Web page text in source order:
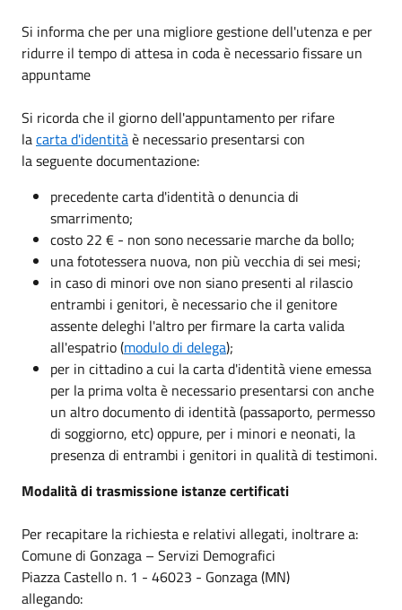
Si informa che per una migliore gestione dell'utenza e per
ridurre il tempo di attesa in coda è necessario fissare un
appuntame
Si ricorda che il giorno dell'appuntamento per rifare
lacarta d'identitàè necessario presentarsi con
la seguente documentazione:
precedente carta d'identità o denuncia di
smarrimento;
costo 22 € - non sono necessarie marche da bollo;
una fototessera nuova, non più vecchia di sei mesi;
in caso di minori ove non siano presenti al rilascio
entrambi i genitori, è necessario che il genitore
assente deleghi l'altro per firmare la carta valida
all'espatrio (modulo di delega);
per in cittadino a cui la carta d'identità viene emessa
per la prima volta è necessario presentarsi con anche
un altro documento di identità (passaporto, permesso
di soggiorno, etc) oppure, per i minori e neonati, la
presenza di entrambi i genitori in qualità di testimoni.
Modalità di trasmissione istanze certificati
Per recapitare la richiesta e relativi allegati, inoltrare a:
Comune di Gonzaga – Servizi Demografici
Piazza Castello n. 1 - 46023 - Gonzaga (MN)
allegando: